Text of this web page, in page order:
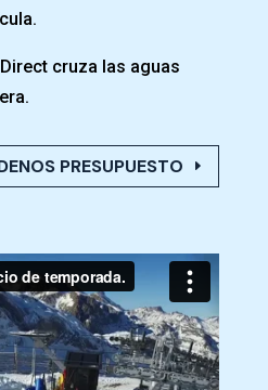
cruza las aguas
PRESUPUESTO